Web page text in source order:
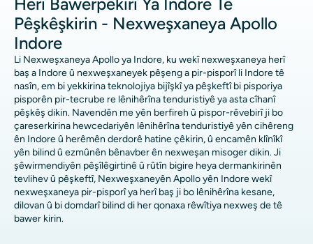
Herî Bawerpêkirî Ya Indore Tê
Pêşkêşkirin - Nexweşxaneya Apollo
Indore
Li Nexweşxaneya Apollo ya Indore, ku wekî nexweşxaneya herî
baş a Indore û nexweşxaneyek pêşeng a pir-pisporî li Indore tê
nasîn, em bi yekkirina teknolojiya bijîşkî ya pêşkeftî bi pisporiya
pisporên pir-tecrube re lênihêrîna tenduristiyê ya asta cîhanî
pêşkêş dikin. Navendên me yên berfireh û pispor-rêvebirî ji bo
çareserkirina hewcedariyên lênihêrîna tenduristiyê yên cihêreng
ên Indore û herêmên derdorê hatine çêkirin, û encamên klînîkî
yên bilind û ezmûnên bênavber ên nexweşan misoger dikin. Ji
şêwirmendiyên pêşîlêgirtinê û rûtîn bigire heya dermankirinên
tevlihev û pêşkeftî, Nexweşxaneyên Apollo yên Indore wekî
nexweşxaneya pir-pisporî ya herî baş ji bo lênihêrîna kesane,
dilovan û bi domdarî bilind di her qonaxa rêwîtiya nexweş de tê
bawer kirin.